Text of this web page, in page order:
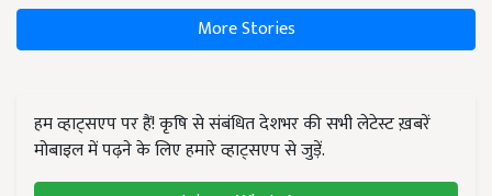
More Stories
हम व्हाट्सएप पर हैं! कृषि से संबंधित देशभर की सभी लेटेस्ट ख़बरें
मोबाइल में पढ़ने के लिए हमारे व्हाट्सएप से जुड़ें.